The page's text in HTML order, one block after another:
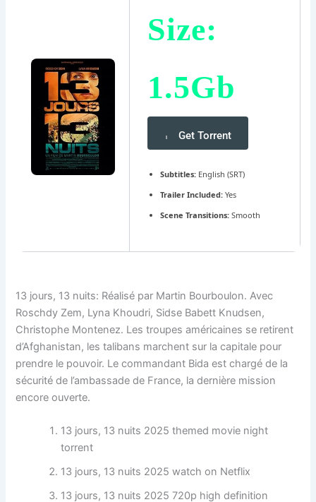
Size:
1.5Gb
Get Torrent
Subtitles:English (SRT)
Trailer Included:Yes
Scene Transitions:Smooth
13 jours, 13 nuits: Réalisé par Martin Bourboulon. Avec
Roschdy Zem, Lyna Khoudri, Sidse Babett Knudsen,
Christophe Montenez. Les troupes américaines se retirent
d’Afghanistan, les talibans marchent sur la capitale pour
prendre le pouvoir. Le commandant Bida est chargé de la
sécurité de l’ambassade de France, la dernière mission
encore ouverte.
13 jours, 13 nuits 2025 themed movie night
torrent
13 jours, 13 nuits 2025 watch on Netflix
13 jours, 13 nuits 2025 720p high definition